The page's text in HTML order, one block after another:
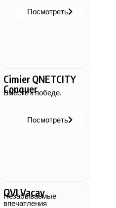
Посмотреть
Cimier QNETCITY
Conquer
Вместе к победе.
Посмотреть
QVI Vacay
Незабываемые
впечатления